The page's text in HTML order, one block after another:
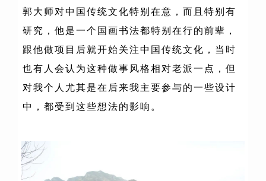
郭大师对中国传统文化特别在意，而且特别有
研究，他是一个国画书法都特别在行的前辈，
跟他做项目后就开始关注中国传统文化，当时
也有人会认为这种做事风格相对老派一点，但
对我个人尤其是在后来我主要参与的一些设计
中，都受到这些想法的影响。